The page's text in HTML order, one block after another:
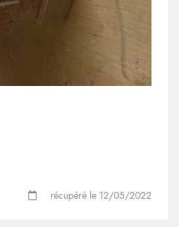
récupéré le 12/05/2022